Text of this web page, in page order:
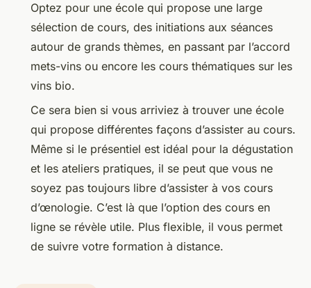
Optez pour une école qui propose une large
sélection de cours, des initiations aux séances
autour de grands thèmes, en passant par l’accord
mets-vins ou encore les cours thématiques sur les
vins bio.
Ce sera bien si vous arriviez à trouver une école
qui propose différentes façons d’assister au cours.
Même si le présentiel est idéal pour la dégustation
et les ateliers pratiques, il se peut que vous ne
soyez pas toujours libre d’assister à vos cours
d’œnologie. C’est là que l’option des cours en
ligne se révèle utile. Plus flexible, il vous permet
de suivre votre formation à distance.